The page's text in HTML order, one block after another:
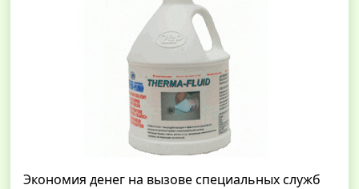
Экономия денег на вызове специальных служб